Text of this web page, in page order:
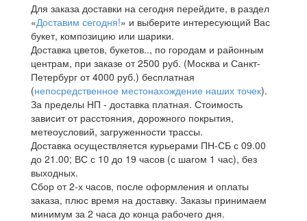
Для заказа доставки на сегодня перейдите, в раздел
«Доставим сегодня!» и выберите интересующий Вас
букет, композицию или шарики.
Доставка цветов, букетов.., по городам и районным
центрам, при заказе от 2500 руб. (Москва и Санкт-
Петербург от 4000 руб.) бесплатная
(непосредственное местонахождение наших точек).
За пределы НП - доставка платная. Стоимость
зависит от расстояния, дорожного покрытия,
метеоусловий, загруженности трассы.
Доставка осуществляется курьерами ПН-СБ с 09.00
до 21.00; ВС с 10 до 19 часов (с шагом 1 час), без
выходных.
Сбор от 2-х часов, после оформления и оплаты
заказа, плюс время на доставку. Заказы принимаем
минимум за 2 часа до конца рабочего дня.